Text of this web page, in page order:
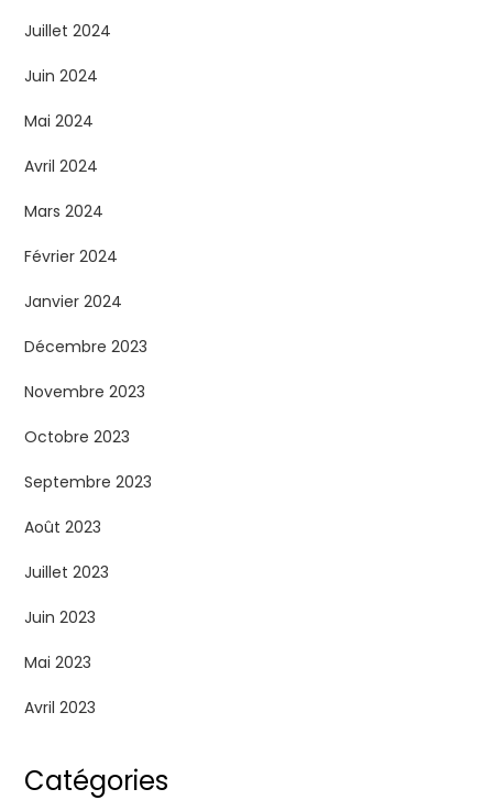
Juillet 2024
Juin 2024
Mai 2024
Avril 2024
Mars 2024
Février 2024
Janvier 2024
Décembre 2023
Novembre 2023
Octobre 2023
Septembre 2023
Août 2023
Juillet 2023
Juin 2023
Mai 2023
Avril 2023
Catégories